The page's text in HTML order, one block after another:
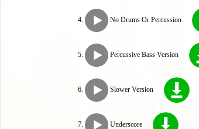
No Drums Or Percussion
Percussive Bass Version
Slower Version
Underscore